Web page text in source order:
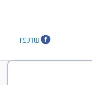
שתפו